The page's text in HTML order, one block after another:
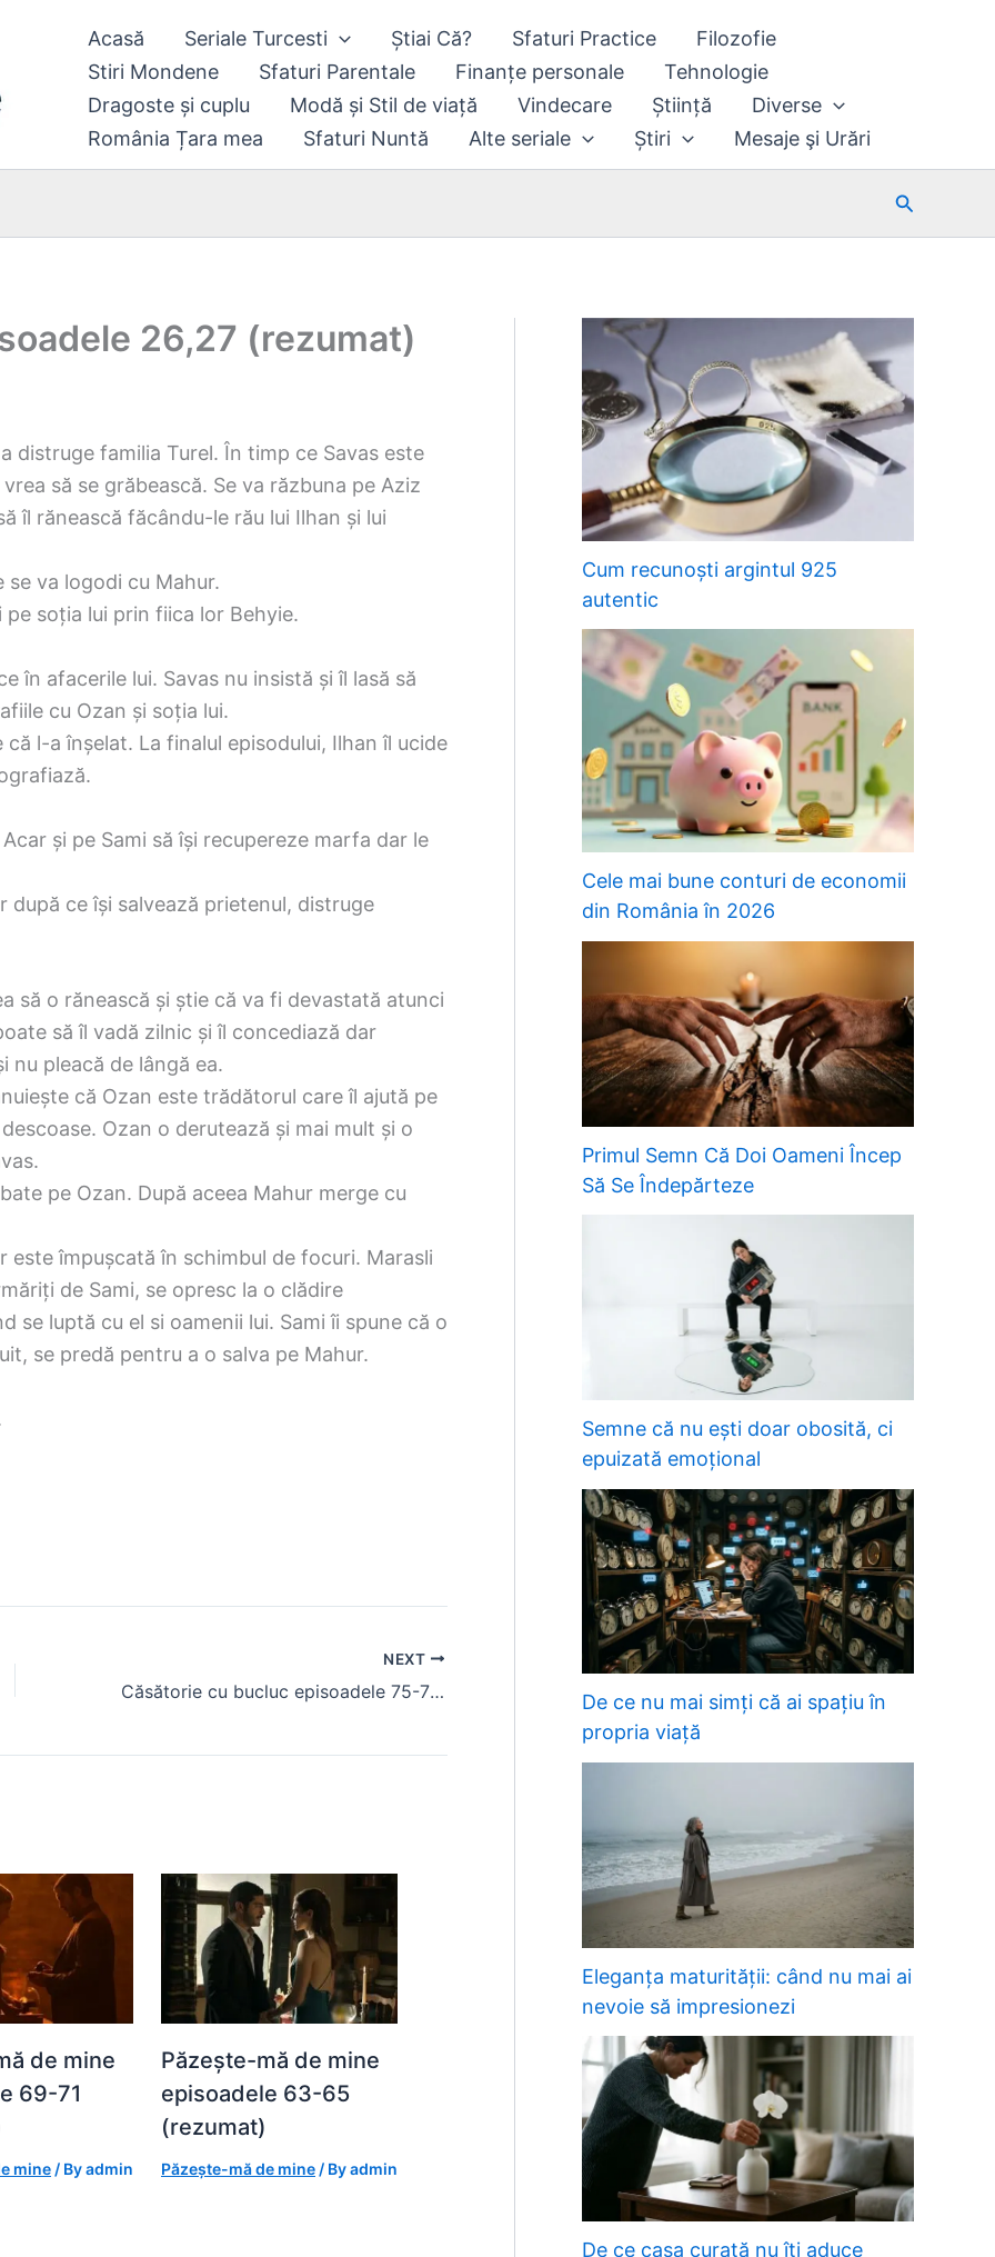
Acasă Seriale Turcesti Știai Că? Sfaturi Practice
Filozofie
Stiri Mondene
Sfaturi Parentale Finanțe personale
Tehnologie
Dragoste și cuplu
Modă și Stil de viață Vindecare Știință
Diverse
România Țara mea
Sfaturi Nuntă Alte seriale Știri Mesaje şi Urări
Search
26,27 (rezumat)
distruge familia Turel. În timp ce Savas este
să se grăbească. Se va răzbuna pe Aziz
îl rănească făcându-le rău lui Ilhan și lui
se va logodi cu Mahur.
soția lui prin fiica lor Behyie.
în afacerile lui. Savas nu insistă și îl lasă să
cu Ozan și soția lui.
l-a înșelat. La finalul episodului, Ilhan îl ucide
și pe Sami să își recupereze marfa dar le
după ce își salvează prietenul, distruge
să o rănească și știe că va fi devastată atunci
să îl vadă zilnic și îl concediază dar
nu pleacă de lângă ea.
că Ozan este trădătorul care îl ajută pe
Ozan o derutează și mai mult și o
pe Ozan. După aceea Mahur merge cu
este împușcată în schimbul de focuri. Marasli
de Sami, se opresc la o clădire
se luptă cu el si oamenii lui. Sami îi spune că o
se predă pentru a o salva pe Mahur.
NEXT
Căsătorie cu bucluc episoadele 75-78 (rezumat) Kerem si Ayse devin iubiti
de mine
69-71
mine / Byadmin
Păzește-mă de mine
episoadele 63-65
(rezumat)
Păzește-mă de mine / Byadmin
Cum recunoști argintul 925
autentic
Cele mai bune conturi de economii
din România în 2026
Primul Semn Că Doi Oameni Încep
Să Se Îndepărteze
Semne că nu ești doar obosită, ci
epuizată emoțional
De ce nu mai simți că ai spațiu în
propria viață
Eleganța maturității: când nu mai ai
nevoie să impresionezi
De ce casa curată nu îți aduce